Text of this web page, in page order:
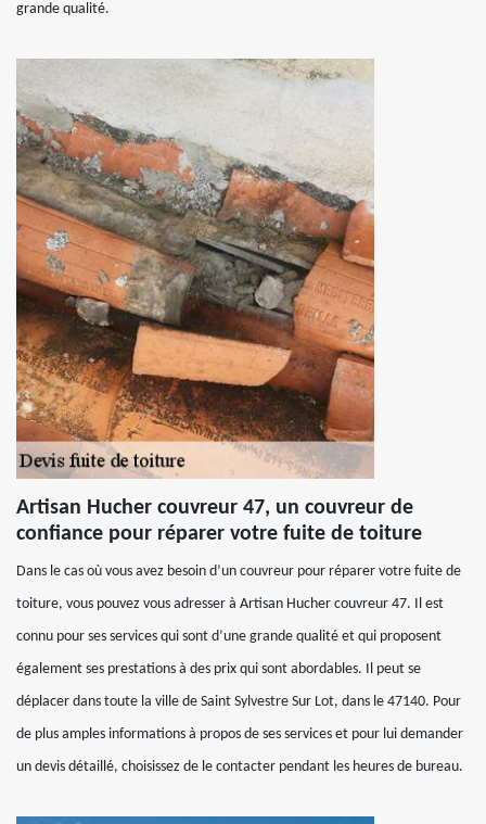
grande qualité.
Artisan Hucher couvreur 47, un couvreur de
confiance pour réparer votre fuite de toiture
Dans le cas où vous avez besoin d’un couvreur pour réparer votre fuite de
toiture, vous pouvez vous adresser à Artisan Hucher couvreur 47. Il est
connu pour ses services qui sont d’une grande qualité et qui proposent
également ses prestations à des prix qui sont abordables. Il peut se
déplacer dans toute la ville de Saint Sylvestre Sur Lot, dans le 47140. Pour
de plus amples informations à propos de ses services et pour lui demander
un devis détaillé, choisissez de le contacter pendant les heures de bureau.